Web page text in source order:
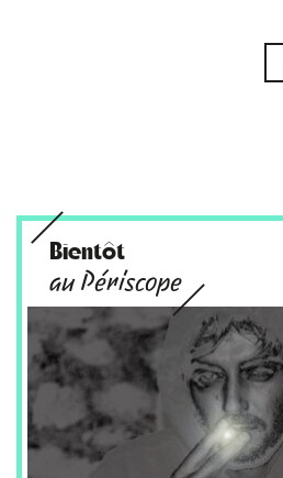
Bientôt
au Périscope